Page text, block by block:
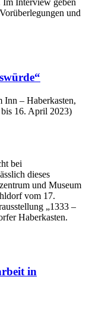
und
Inn – Haberkasten,
16. April 2023)
bei
dieses
und Museum
vom 17.
„1333 –
Haberkasten.
in